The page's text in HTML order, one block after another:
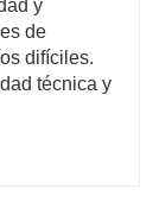
y
de
difíciles.
técnica y